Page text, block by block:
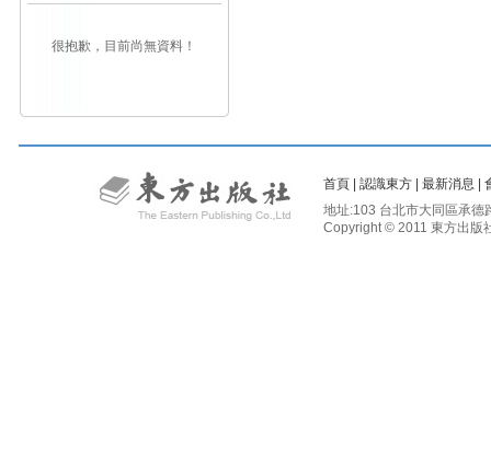
很抱歉，目前尚無資料！
首頁 認識東方 最新消息
地址:103 台北市大同區承
Copyright © 2011 東方出版